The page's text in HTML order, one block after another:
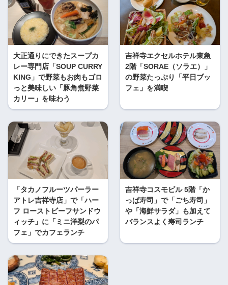
大正通りにできたスープカ
レー専門店「SOUP CURRY
KING」で野菜もお肉もゴロ
っと美味しい「豚角煮野菜
カリー」を味わう
吉祥寺エクセルホテル東急
2階「SORAE（ソラエ）」
の野菜たっぷり「平日ブッ
フェ」を満喫
「タカノフルーツパーラー
アトレ吉祥寺店」で「ハー
フ ローストビーフサンドウ
ィッチ」に「ミニ洋梨のパ
フェ」でカフェランチ
吉祥寺コスモビル 5階「か
っぱ寿司」で「ごち寿司」
や「海鮮サラダ」も加えて
バランスよく寿司ランチ